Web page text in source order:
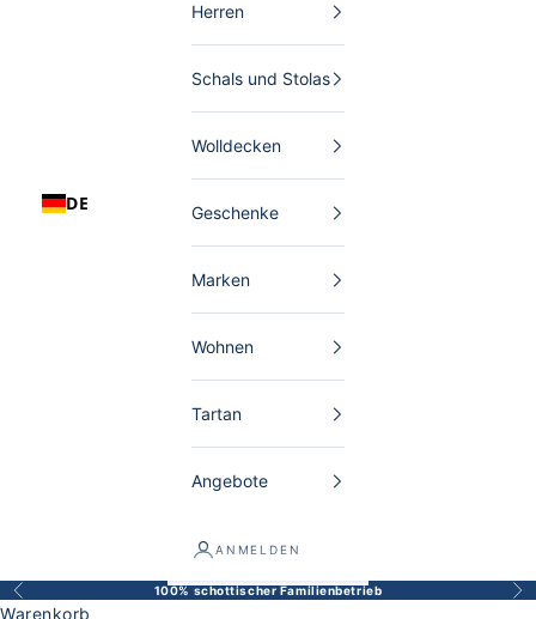
DE
Herren
Schals und Stolas
Wolldecken
Geschenke
Marken
Wohnen
Tartan
Angebote
ANMELDEN
Zurück 100% schottischer Familienbetrieb Vor
Warenkorb